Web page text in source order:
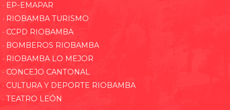
· EP-EMAPAR
· RIOBAMBA TURISMO
· CCPD RIOBAMBA
· BOMBEROS RIOBAMBA
· RIOBAMBA LO MEJOR
· CONCEJO CANTONAL
· CULTURA Y DEPORTE RIOBAMBA
· TEATRO LEÓN